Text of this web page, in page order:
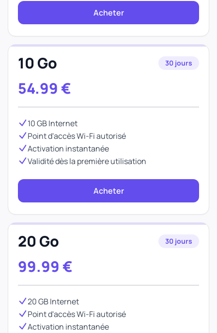
Acheter
10 Go 30 jours
54.99 €
10 GB Internet
Point d'accès Wi-Fi autorisé
Activation instantanée
Validité dès la première utilisation
Acheter
20 Go 30 jours
99.99 €
20 GB Internet
Point d'accès Wi-Fi autorisé
Activation instantanée